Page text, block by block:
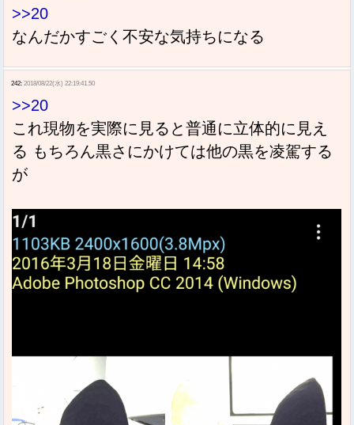
>>20
なんだかすごく不安な気持ちになる
242: 2018/08/22(水) 22:19:41.50
>>20
これ現物を実際に見ると普通に立体的に見え
る もちろん黒さにかけては他の黒を凌駕する
が